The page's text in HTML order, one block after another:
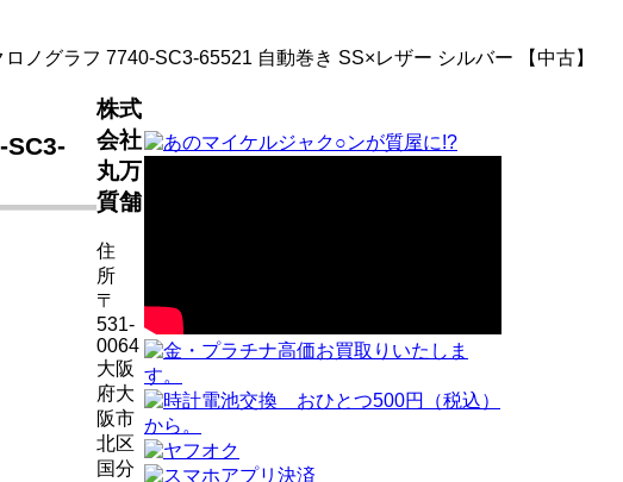
ノグラフ 7740-SC3-65521 自動巻き SS×レザー シルバー 【中古】
SC3-
株式
会社
丸万
質舗
住
所
〒
531-
0064
大阪
府大
阪市
北区
国分